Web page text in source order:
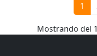
1
Mostrando del